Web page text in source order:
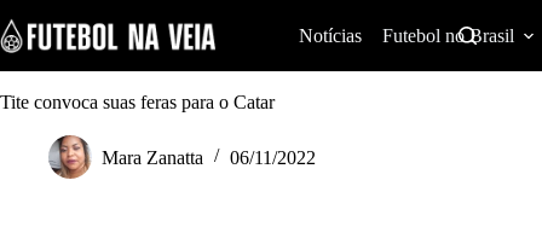
k
i
p
t
Notícias Futebol no Brasil
Tite convoca suas feras para o Catar
Mara Zanatta 06/11/2022